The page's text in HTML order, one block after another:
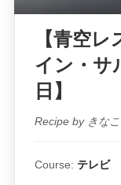
【青空
イン・サ
日】
Recipe by きなこ
Course: テレビ